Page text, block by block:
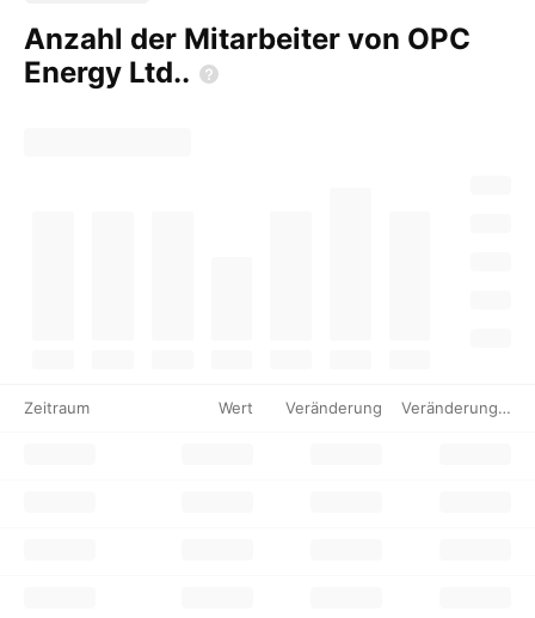
Anzahl der Mitarbeiter von OPC
Energy Ltd..
Zeitraum Wert Veränderung Veränderung %